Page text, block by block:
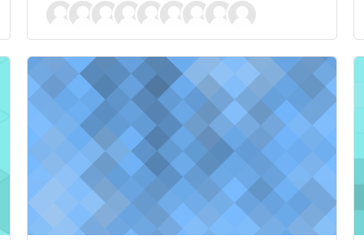
Course image" Комплексная социально-педагогическая